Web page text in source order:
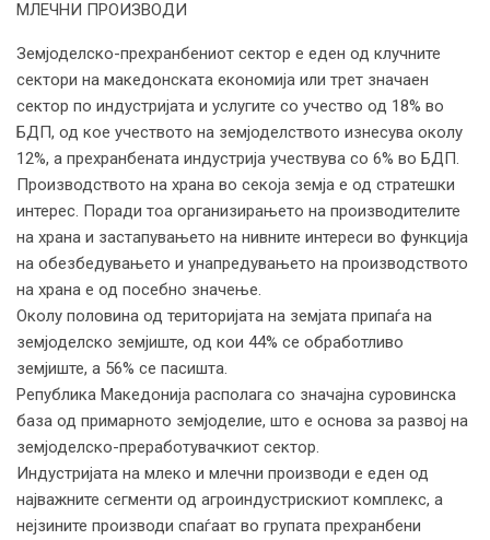
МЛЕЧНИ ПРОИЗВОДИ
Земјоделско-прехранбениот сектор е еден од клучните
сектори на македонската економија или трет значаен
сектор по индустријата и услугите со учество од 18% во
БДП, од кое учеството на земјоделството изнесува околу
12%, а прехранбената индустрија учествува со 6% во БДП.
Производството на храна во секоја земја е од стратешки
интерес. Поради тоа организирањето на производителите
на храна и застапувањето на нивните интереси во функција
на обезбедувањето и унапредувањето на производството
на храна е од посебно значење.
Околу половина од територијата на земјата припаѓа на
земјоделско земјиште, од кои 44% се обработливо
земјиште, а 56% се пасишта.
Република Македонија располага со значајна суровинска
база од примарното земјоделие, што е основа за развој на
земјоделско-преработувачкиот сектор.
Индустријата на млеко и млечни производи е еден од
најважните сегменти од агроиндустрискиот комплекс, а
нејзините производи спаѓаат во групата прехранбени